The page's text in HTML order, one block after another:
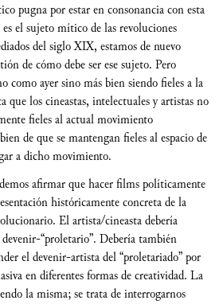
pugna por estar en consonancia con esta
el sujeto mítico de las revoluciones
del siglo XIX, estamos de nuevo
de cómo debe ser ese sujeto. Pero
como ayer sino más bien siendo fieles a la
que los cineastas, intelectuales y artistas no
fieles al actual movimiento
de que se mantengan fieles al espacio de
a dicho movimiento.
afirmar que hacer films políticamente
históricamente concreta de la
El artista/cineasta debería
“proletario”. Debería también
el devenir-artista del “proletariado” por
en diferentes formas de creatividad. La
la misma; se trata de interrogarnos